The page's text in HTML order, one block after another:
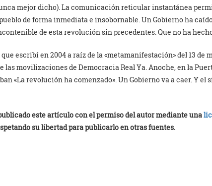
mejor dicho). La comunicación reticular instantánea
de forma inmediata e insobornable. Un Gobierno ha
de esta revolución sin precedentes. Que no ha
escribí en 2004 a raíz de la «metamanifestación» del 13 de
las movilizaciones de Democracia Real Ya. Anoche, en la
«La revolución ha comenzado». Un Gobierno va a caer. Y el
este artículo con el permiso del autor mediante una
su libertad para publicarlo en otras fuentes.